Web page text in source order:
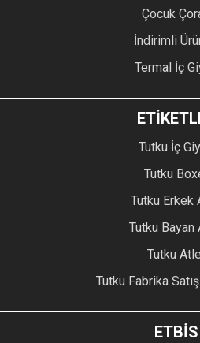
Çocuk
İndirimli
Termal İç
Tutku İç
Tutku
Tutku Erkek
Tutku Bayan
Tutku
Tutku Fabrika
ETBİS